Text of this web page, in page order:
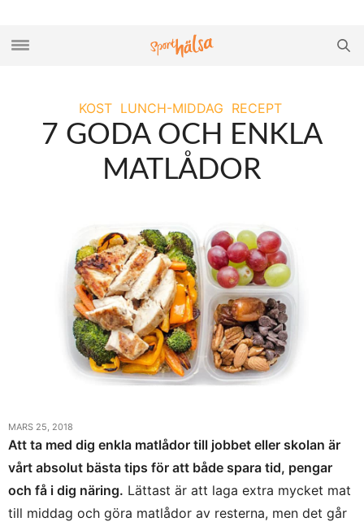
KOST LUNCH-MIDDAG RECEPT
7 GODA OCH ENKLA
MATLÅDOR
MARS 25, 2018
Att ta med dig enkla matlådor till jobbet eller skolan är
vårt absolut bästa tips för att både spara tid, pengar
och få i dig näring. Lättast är att laga extra mycket mat
till middag och göra matlådor av resterna, men det går